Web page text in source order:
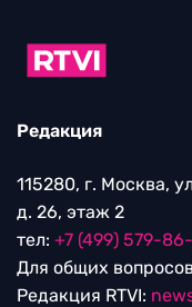
Редакция
115280, г. Москва,
д. 26, этаж 2
тел: +7 (499) 579-
Для общих
Редакция RTVI: